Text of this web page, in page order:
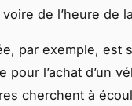
de l’heure de
par exemple, est
pour l’achat d’un
cherchent à